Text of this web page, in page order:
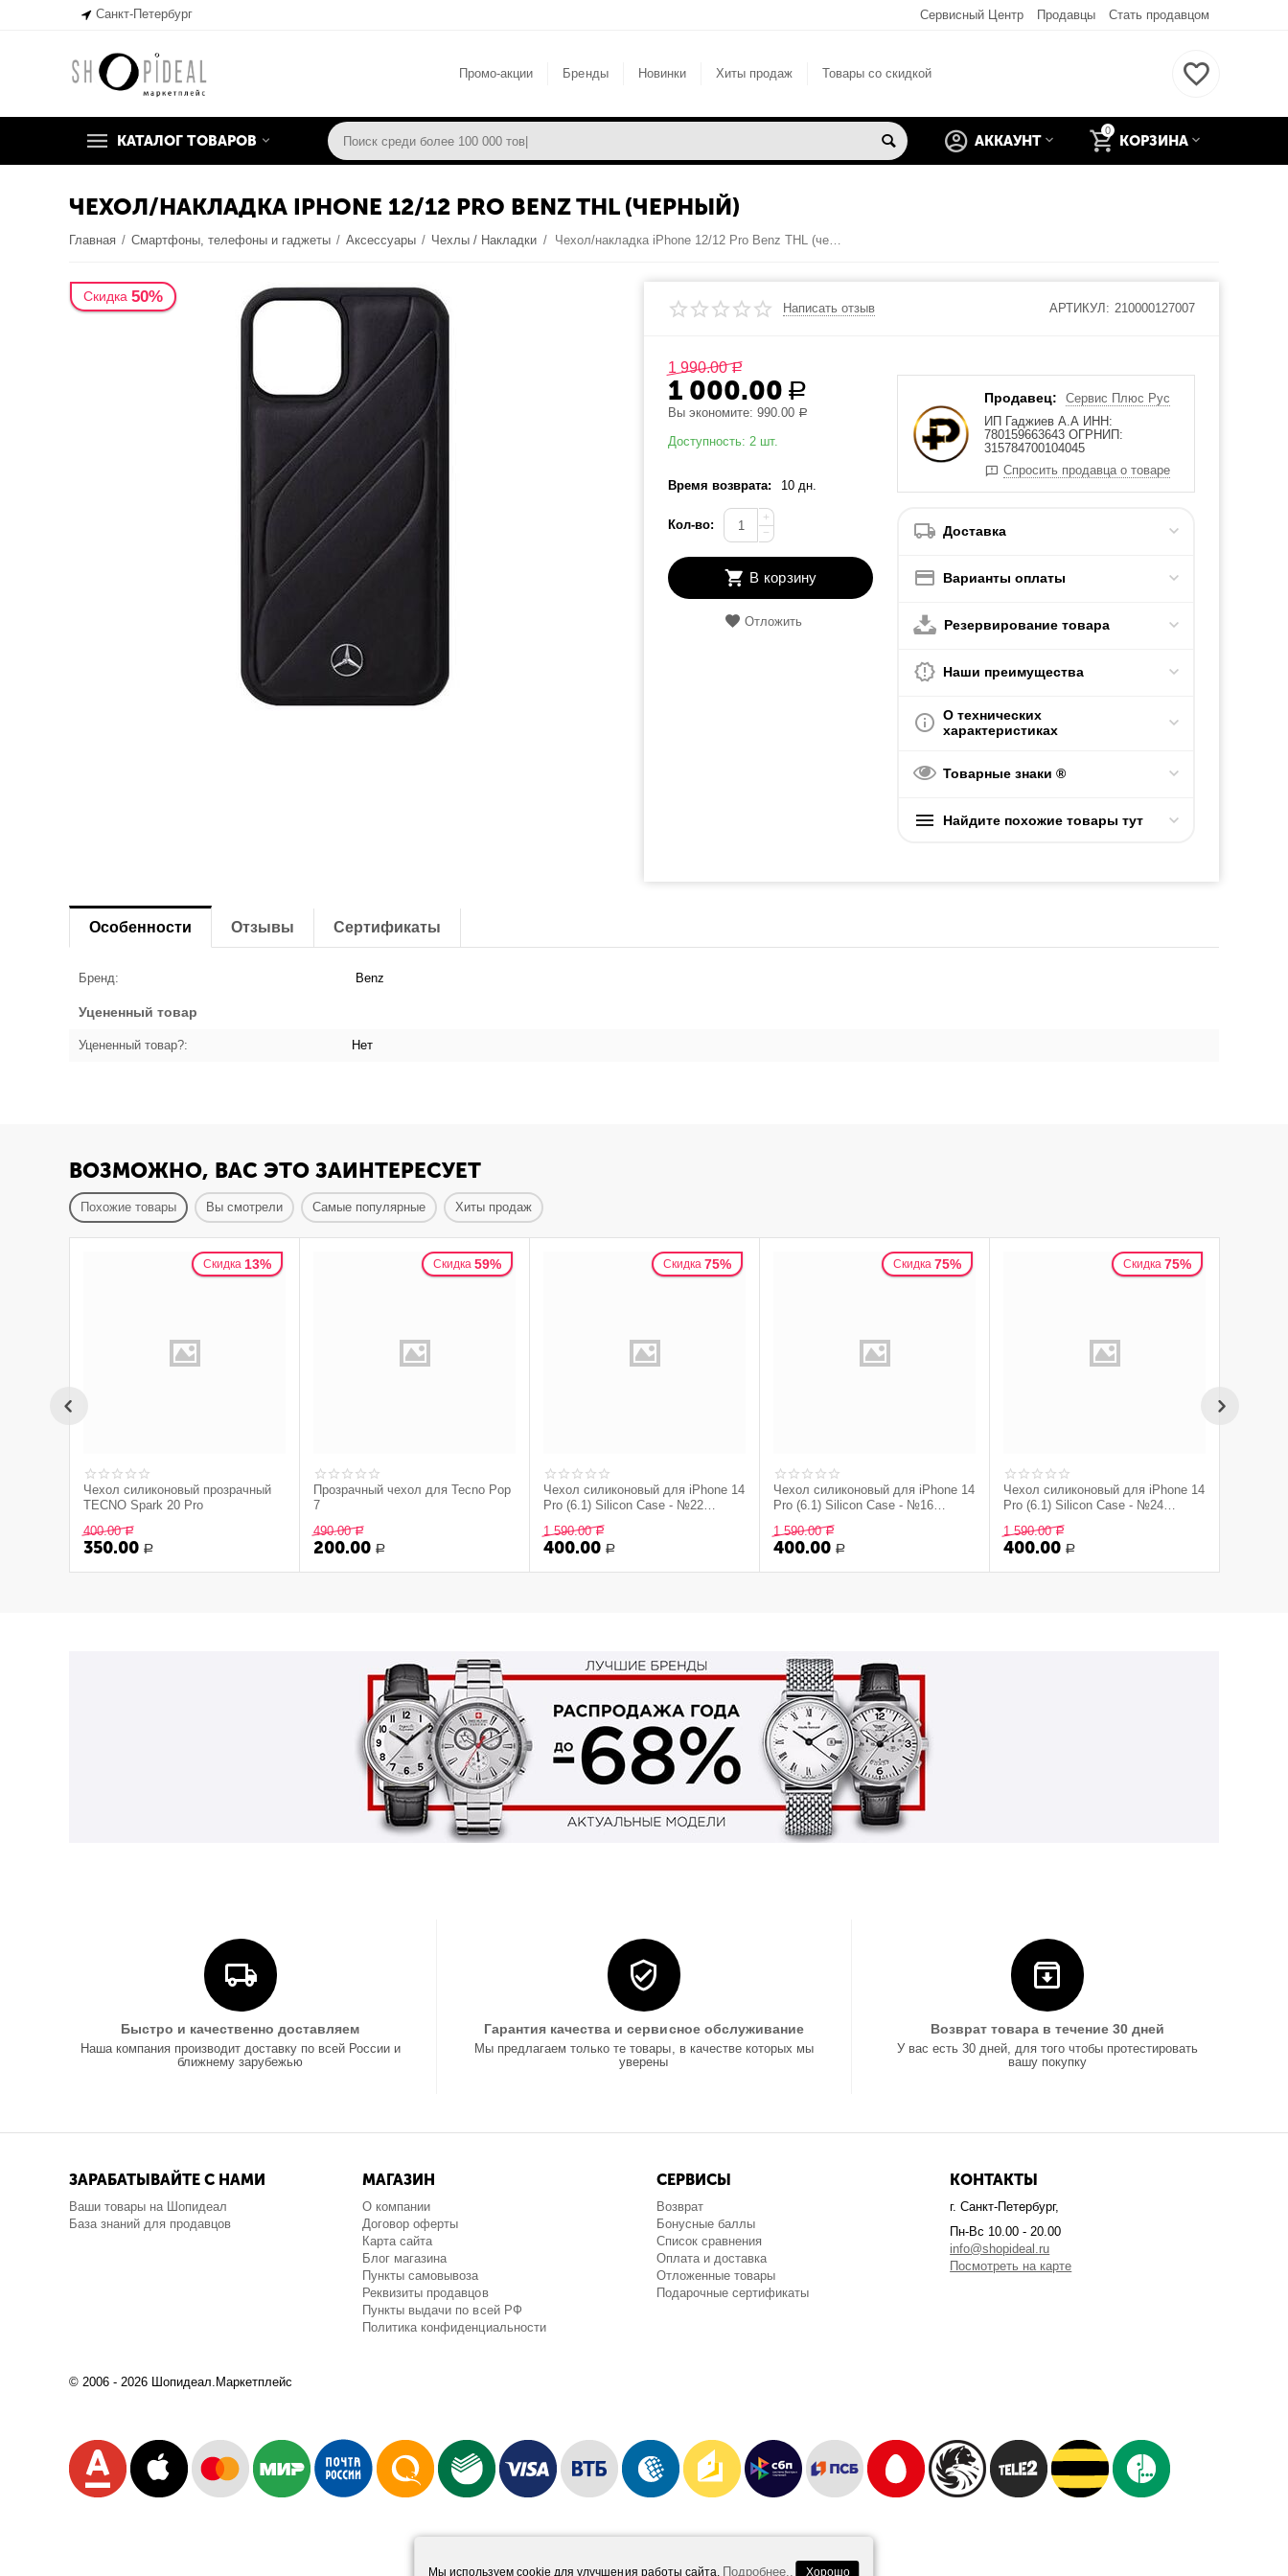
Мы используем cookie для улучшения работы сайта. Подробнее.. Хорошо
Санкт-Петербург Сервисный Центр Продавцы Стать продавцом
Промо-акции Бренды Новинки Хиты продаж Товары со скидкой
КАТАЛОГ ТОВАРОВ
0
КОРЗИНА
АККАУНТ
ЧЕХОЛ/НАКЛАДКА IPHONE 12/12 PRO BENZ THL (ЧЕРНЫЙ)
Главная / Смартфоны, телефоны и гаджеты / Аксессуары / Чехлы / Накладки / Чехол/накладка iPhone 12/12 Pro Benz THL (черный)
Скидка 50%
Написать отзыв АРТИКУЛ: 210000127007
1 990.00 Р
1 000.00 Р
Вы экономите:990.00 Р
Доступность: 2 шт.
Время возврата: 10 дн.
Кол-во:
+
−
В корзину
Отложить
Продавец:
Сервис Плюс Рус
ИП Гаджиев А.А ИНН:
780159663643 ОГРНИП:
315784700104045
Спросить продавца о товаре
Доставка
Варианты оплаты
Резервирование товара
Наши преимущества
О технических
характеристиках
Товарные знаки ®
Найдите похожие товары тут
Особенности Отзывы Сертификаты
Бренд: Benz
Уцененный товар
Уцененный товар?: Нет
ВОЗМОЖНО, ВАС ЭТО ЗАИНТЕРЕСУЕТ
Похожие товары Вы смотрели Самые популярные Хиты продаж
Скидка 13%
Чехол силиконовый прозрачный
TECNO Spark 20 Pro
400.00 Р
350.00 Р
Скидка 59%
Прозрачный чехол для Tecno Pop
7
490.00 Р
200.00 Р
Скидка 75%
Чехол силиконовый для iPhone 14
Pro (6.1) Silicon Сase - №22
1 590.00 Р
400.00 Р
Скидка 75%
Чехол силиконовый для iPhone 14
Pro (6.1) Silicon Сase - №16
1 590.00 Р
400.00 Р
Скидка 75%
Чехол силиконовый для iPhone 14
Pro (6.1) Silicon Сase - №24
1 590.00 Р
400.00 Р
Быстро и качественно доставляем
Наша компания производит доставку по всей России и
ближнему зарубежью
Гарантия качества и сервисное обслуживание
Мы предлагаем только те товары, в качестве которых мы
уверены
Возврат товара в течение 30 дней
У вас есть 30 дней, для того чтобы протестировать
вашу покупку
ЗАРАБАТЫВАЙТЕ С НАМИ
Ваши товары на Шопидеал
База знаний для продавцов
МАГАЗИН
О компании
Договор оферты
Карта сайта
Блог магазина
Пункты самовывоза
Реквизиты продавцов
Пункты выдачи по всей РФ
Политика конфиденциальности
СЕРВИСЫ
Возврат
Бонусные баллы
Список сравнения
Оплата и доставка
Отложенные товары
Подарочные сертификаты
КОНТАКТЫ
г. Санкт-Петербург,
Пн-Вс 10.00 - 20.00
info@shopideal.ru
Посмотреть на карте
© 2006 - 2026 Шопидеал.Маркетплейс